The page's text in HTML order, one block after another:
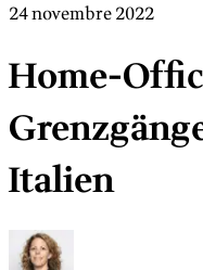
24 novembre 2022
Home-
Italien